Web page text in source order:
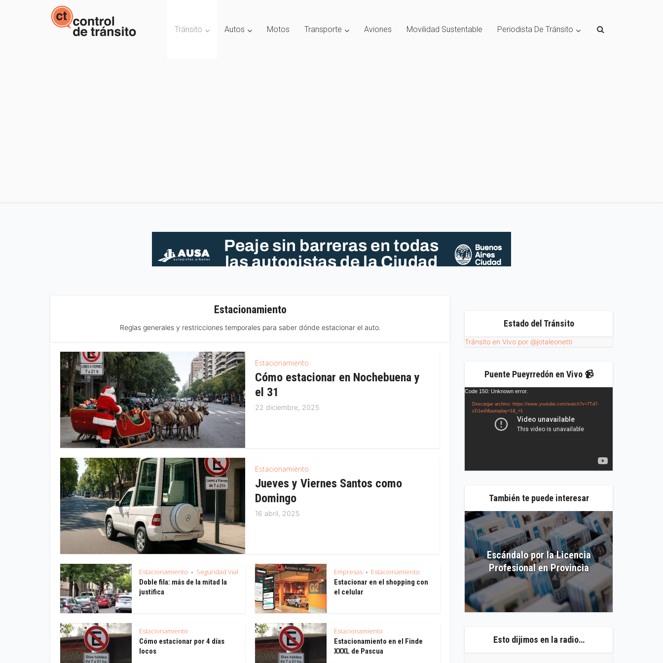
Tránsito Autos Motos Transporte Aviones Movilidad Sustentable Periodista De Tránsito
Estacionamiento
Reglas generales y restricciones temporales para saber dónde estacionar el auto.
Estacionamiento
Cómo estacionar en Nochebuena y
el 31
22 diciembre, 2025
Estacionamiento
Jueves y Viernes Santos como
Domingo
16 abril, 2025
Estacionamiento • Seguridad Vial
Doble fila: más de la mitad la
justifica
Empresas • Estacionamiento
Estacionar en el shopping con
el celular
Estacionamiento
Cómo estacionar por 4 días
locos
Estacionamiento
Estacionamiento en el Finde
XXXL de Pascua
Estado del Tránsito
Tránsito en Vivo por @jotaleonetti
Puente Pueyrredón en Vivo 📹
Reproductor
de
vídeo
Code 150: Unknown error.
Descargar archivo: https://www.youtube.com/watch?v=7Td7-
zD1wi0&autoplay=1&_=1
También te puede interesar
10° Encuentro de RSE Vial Corte del Puente Labruna
Escándalo por la Licencia
Profesional en Provincia
Esto dijimos en la radio…